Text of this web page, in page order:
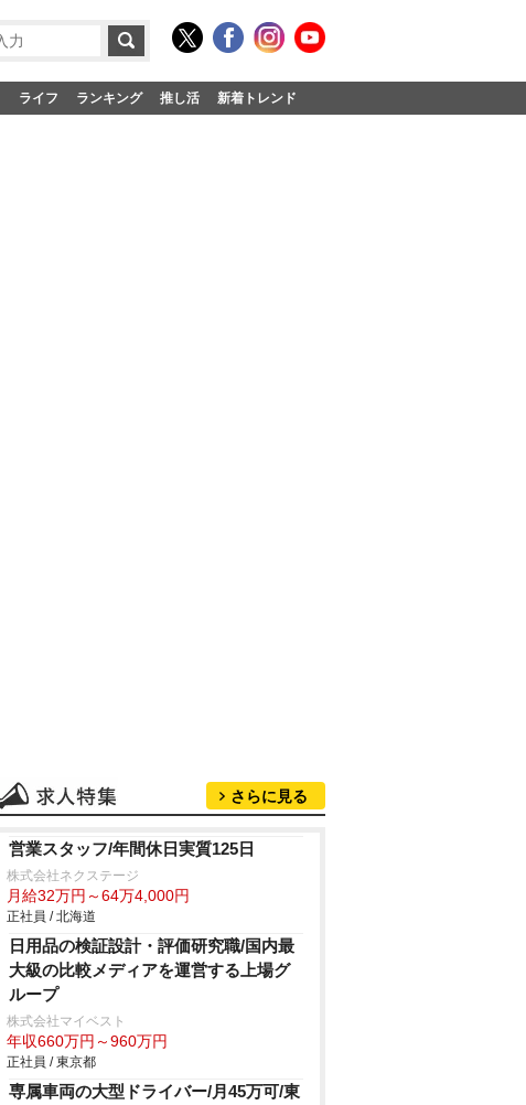
ライフ ランキング 推し活 新着トレンド
さらに見る
営業スタッフ/年間休日実質125日
株式会社ネクステージ
月給32万円～64万4,000円
正社員 / 北海道
日用品の検証設計・評価研究職/国内最
大級の比較メディアを運営する上場グ
ループ
株式会社マイベスト
年収660万円～960万円
正社員 / 東京都
専属車両の大型ドライバー/月45万可/東